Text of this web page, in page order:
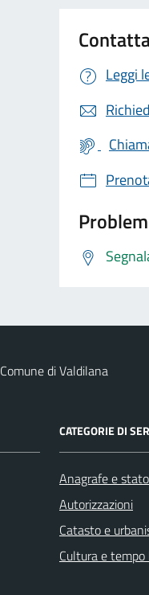
Leggi
Comune di Valdilana
CATEGORIE DI
Anagrafe e
Autorizzazioni
Catasto e
Cultura e tempo